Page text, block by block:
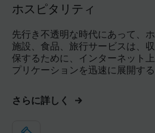
ホスピタリティ
先行き不透明な時代にあって、
施設、食品、旅行サービスは、
保するために、インターネット
プリケーションを迅速に展開する
さらに詳しく